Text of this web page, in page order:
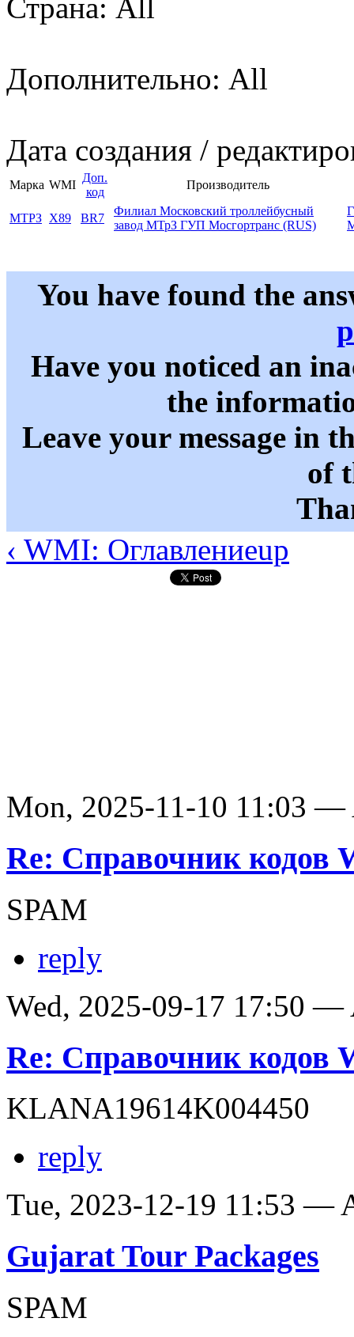
Страна: All
Дополнительно: All
Дата создания /
Марка WMI
Доп.
код
Производитель
МТРЗ X89 BR7
Филиал Московский троллейбусный
завод МТрЗ ГУП Мосгортранс (RUS)
You have found the
Have you noticed an
the
Leave your message in
of
‹ WMI: Оглавлениеup
Mon, 2025-11-10 11:03 —
Re: Справочник кодов
SPAM
reply
Wed, 2025-09-17 17:50 —
Re: Справочник кодов
KLANA19614K004450
reply
Tue, 2023-12-19 11:53 —
Gujarat Tour Packages
SPAM